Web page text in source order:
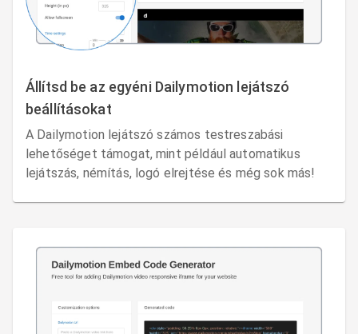
Állítsd be az egyéni Dailymotion lejátszó
beállításokat
A Dailymotion lejátszó számos testreszabási
lehetőséget támogat, mint például automatikus
lejátszás, némítás, logó elrejtése és még sok más!